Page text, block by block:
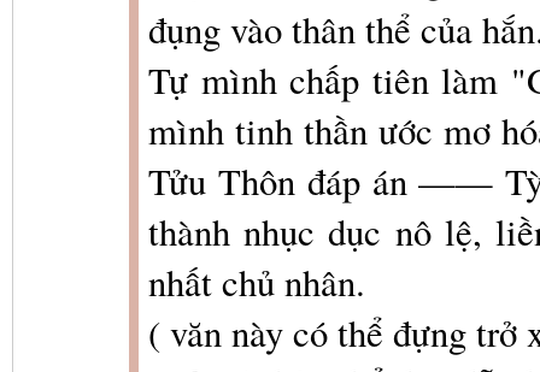
đụng vào thân thể của
Tự mình chấp tiên làm
mình tinh thần ước mơ
Tửu Thôn đáp án ——
thành nhục dục nô lệ,
nhất chủ nhân.
( văn này có thể đựng trở